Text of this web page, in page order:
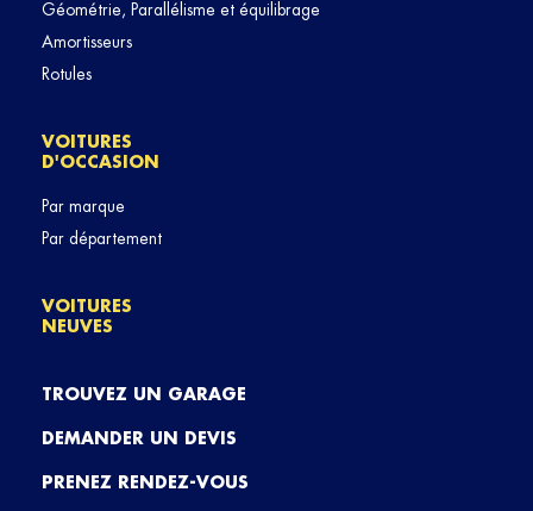
Géométrie, Parallélisme et équilibrage
Amortisseurs
Rotules
VOITURES
D'OCCASION
Par marque
Par département
VOITURES
NEUVES
TROUVEZ UN GARAGE
DEMANDER UN DEVIS
PRENEZ RENDEZ-VOUS